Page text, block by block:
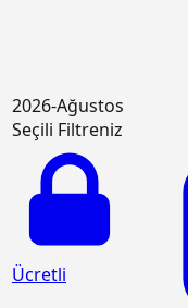
2026-Ağustos
Seçili Filtreniz
Ücretli